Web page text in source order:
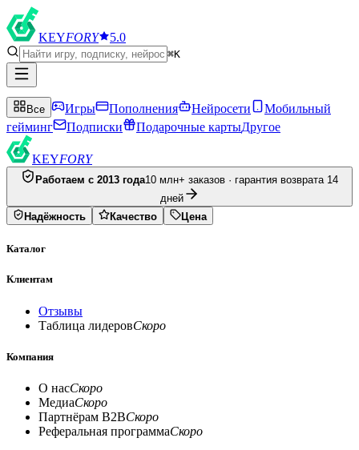
KEYFORY 5.0
⌘K
Все Игры Пополнения Нейросети
Мобильный
гейминг
Подписки Подарочные картыДругое
KEYFORY
Работаем с 2013 года10 млн+ заказов · гарантия возврата 14
дней
Надёжность
Качество Цена
Каталог
Клиентам
Отзывы
Таблица лидеровСкоро
Компания
О насСкоро
МедиаСкоро
Партнёрам B2BСкоро
Реферальная программаСкоро